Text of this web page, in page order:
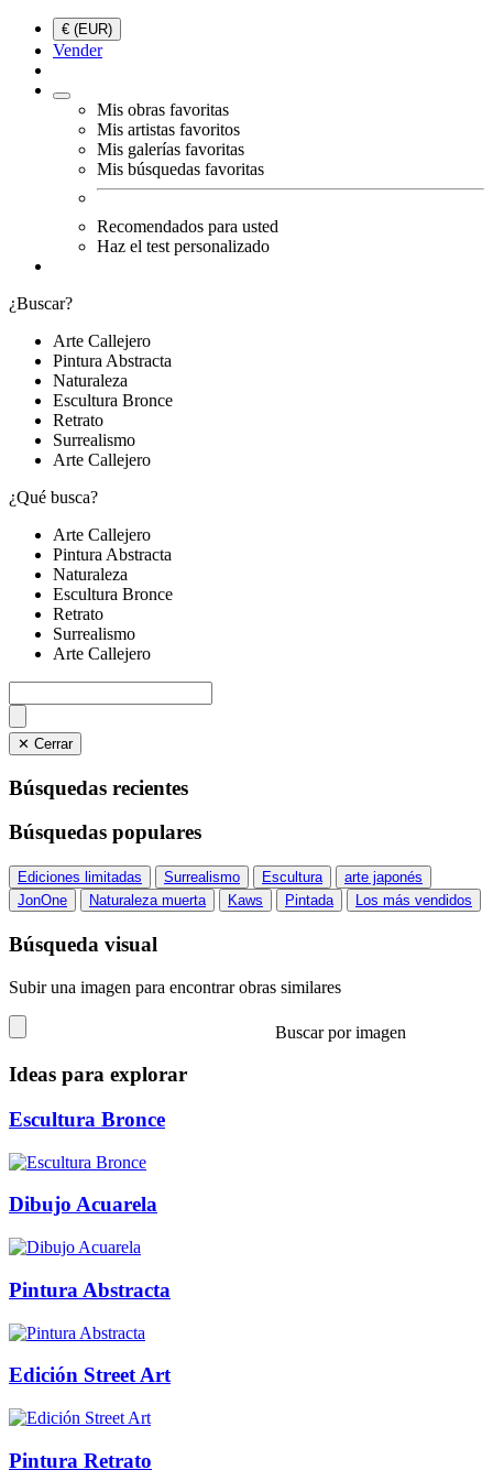
€ (EUR)
Vender
Mis obras favoritas
Mis artistas favoritos
Mis galerías favoritas
Mis búsquedas favoritas
Recomendados para usted
Haz el test personalizado
¿Buscar?
Arte Callejero
Pintura Abstracta
Naturaleza
Escultura Bronce
Retrato
Surrealismo
Arte Callejero
¿Qué busca?
Arte Callejero
Pintura Abstracta
Naturaleza
Escultura Bronce
Retrato
Surrealismo
Arte Callejero
✕ Cerrar
Búsquedas recientes
Búsquedas populares
Ediciones limitadas Surrealismo Escultura
arte japonés
JonOne
Naturaleza muerta Kaws Pintada Los más vendidos
Búsqueda visual
Subir una imagen para encontrar obras similares
Buscar por imagen
Ideas para explorar
Escultura Bronce
Dibujo Acuarela
Pintura Abstracta
Edición Street Art
Pintura Retrato